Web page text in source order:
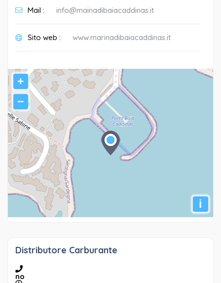
Mail : info@mainadibaiacaddinas.it
Sito web : www.marinadibaiacaddinas.it
+
−
i
Distributore Carburante
no